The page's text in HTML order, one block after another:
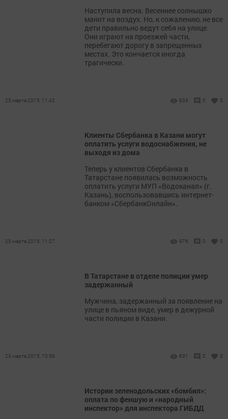
Наступила весна. Весеннее солнышко
манит на воздух. Но, к сожалению, не все
дети правильно ведут себя на улице.
Они играют на проезжей части,
перебегают дорогу в запрещенных
местах. Это кончается иногда
трагически.
23 марта 2015, 11:42 833 0 0
Клиенты Сбербанка в Казани могут
оплатить услуги водоснабжения, не
выходя из дома
Теперь у клиентов Сбербанка в
Татарстане появилась возможность
оплатить услуги МУП «Водоканал» (г.
Казань), воспользовавшись интернет­
банком «СбербанкОнлайн».
23 марта 2015, 11:27 976 0 0
В Татарстане в отделе полиции умер
задержанный
Мужчина, задержанный за появление на
улице в пьяном виде, умер в дежурной
части полиции в Казани.
23 марта 2015, 10:59 631 0 0
Истории зеленодольских «бомбил»:
оплата по феншую и «народный
инспектор» для инспектора ГИБДД